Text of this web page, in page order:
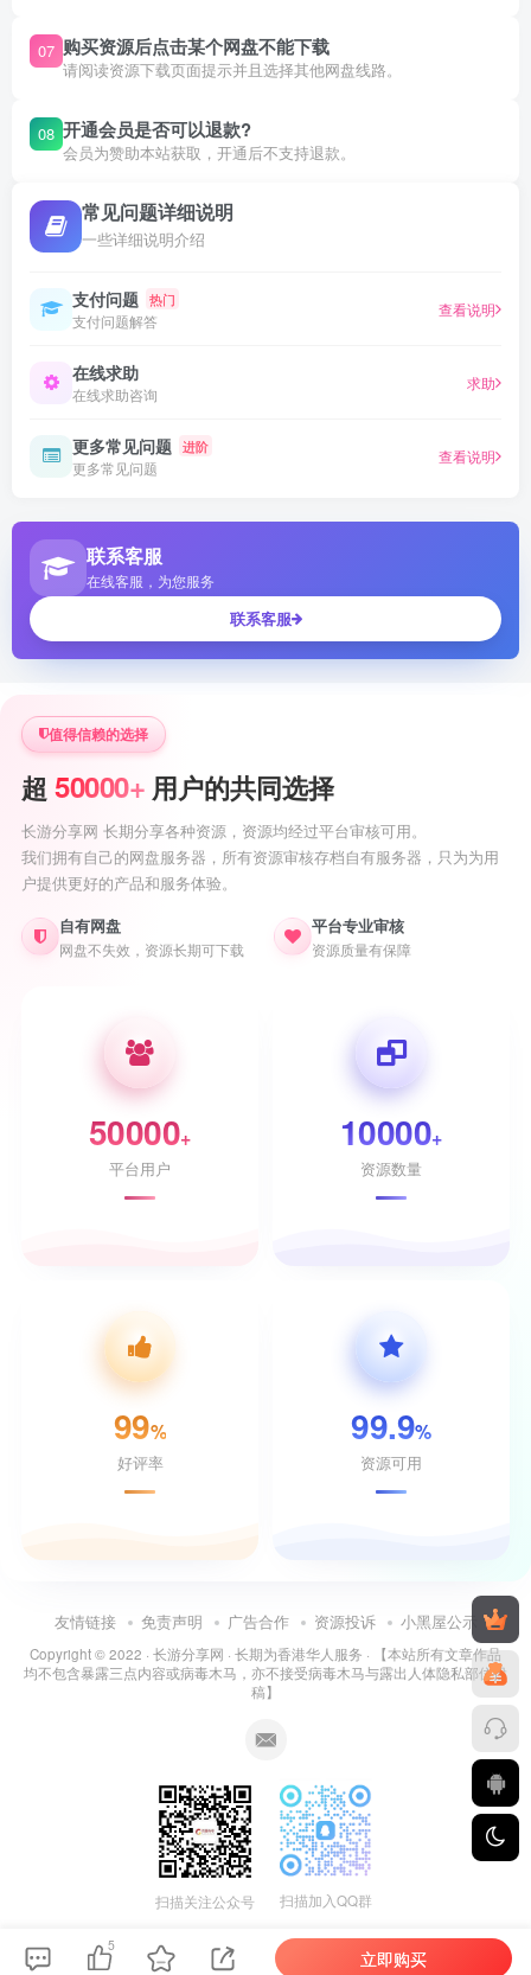
07 购买资源后点击某个网盘不能下载
请阅读资源下载页面提示并且选择其他网盘线路。
08 开通会员是否可以退款?
会员为赞助本站获取，开通后不支持退款。
常见问题详细说明
一些详细说明介绍
支付问题 热门
支付问题解答
查看说明
在线求助
在线求助咨询
求助
更多常见问题 进阶
更多常见问题
查看说明
联系客服
在线客服，为您服务
联系客服
值得信赖的选择
超 50000+ 用户的共同选择
长游分享网 长期分享各种资源，资源均经过平台审核可用。
我们拥有自己的网盘服务器，所有资源审核存档自有服务器，只为为用
户提供更好的产品和服务体验。
自有网盘
网盘不失效，资源长期可下载
平台专业审核
资源质量有保障
50000+
平台用户
10000+
资源数量
99%
好评率
99.9%
资源可用
友情链接 免责声明 广告合作 资源投诉 小黑屋公示
Copyright © 2022 · 长游分享网 · 长期为香港华人服务 · 【本站所有文章作品
均不包含暴露三点内容或病毒木马，亦不接受病毒木马与露出人体隐私部位投
稿】
扫描关注公众号 扫描加入QQ群
5
立即购买